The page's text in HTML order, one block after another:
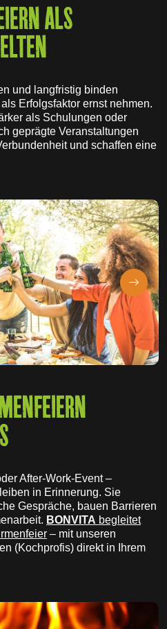
ALS
und langfristig binden
Erfolgsfaktor ernst nehmen.
als Schulungen oder
geprägte Veranstaltungen
und schaffen eine
After-Work-Event –
in Erinnerung. Sie
Gespräche, bauen Barrieren
BONVITA begleitet
– mit unseren
(Kochprofis) direkt in Ihrem